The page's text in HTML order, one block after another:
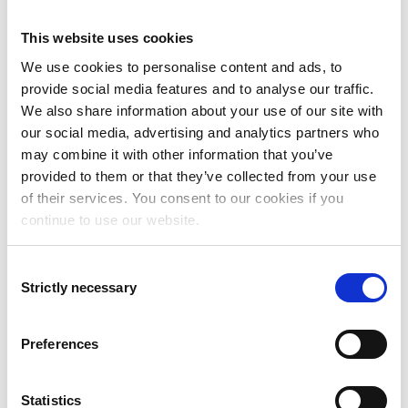
This website uses cookies
We use cookies to personalise content and ads, to
provide social media features and to analyse our traffic.
We also share information about your use of our site with
our social media, advertising and analytics partners who
may combine it with other information that you’ve
provided to them or that they’ve collected from your use
of their services. You consent to our cookies if you
continue to use our website.
Selection
Strictly necessary
Preferences
Statistics
SEAM AS väljer Addovation och IFS Cloud för att